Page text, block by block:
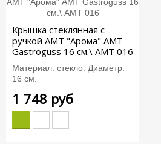
Крышка стеклянная c
ручкой АМТ "Арома" AMT
Gastroguss 16 см.\ AMT 016
Материал: стекло. Диаметр:
16 см.
1 748 руб